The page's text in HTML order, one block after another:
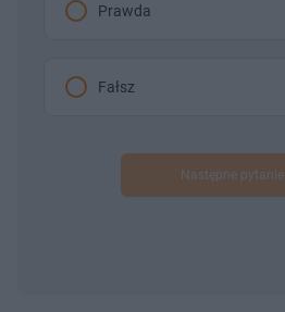
Prawda
Fałsz
Następne pytanie